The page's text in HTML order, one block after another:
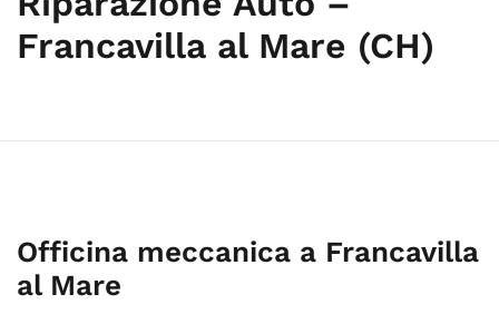
Francavilla al Mare (CH)
Officina meccanica a Francavilla
al Mare